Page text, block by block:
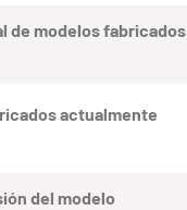
de modelos fabricados
actualmente
del modelo